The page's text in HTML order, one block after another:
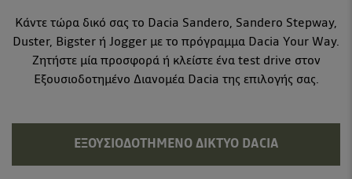
Κάντε τώρα δικό σας το Dacia Sandero, Sandero Stepway,
Duster, Bigster ή Jogger με το πρόγραμμα Dacia Your Way.
Ζητήστε μία προσφορά ή κλείστε ένα test drive στον
Εξουσιοδοτημένο Διανομέα Dacia της επιλογής σας.
ΕΞΟΥΣΙΟΔΟΤΗΜΈΝΟ ΔΊΚΤΥΟ DACIA